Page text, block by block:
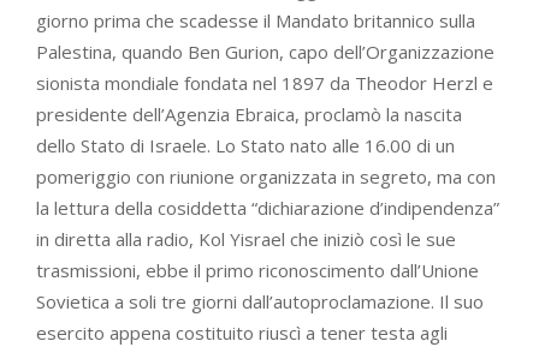
giorno prima che scadesse il Mandato britannico sulla
Palestina, quando Ben Gurion, capo dell’Organizzazione
sionista mondiale fondata nel 1897 da Theodor Herzl e
presidente dell’Agenzia Ebraica, proclamò la nascita
dello Stato di Israele. Lo Stato nato alle 16.00 di un
pomeriggio con riunione organizzata in segreto, ma con
la lettura della cosiddetta “dichiarazione d’indipendenza”
in diretta alla radio, Kol Yisrael che iniziò così le sue
trasmissioni, ebbe il primo riconoscimento dall’Unione
Sovietica a soli tre giorni dall’autoproclamazione. Il suo
esercito appena costituito riuscì a tener testa agli